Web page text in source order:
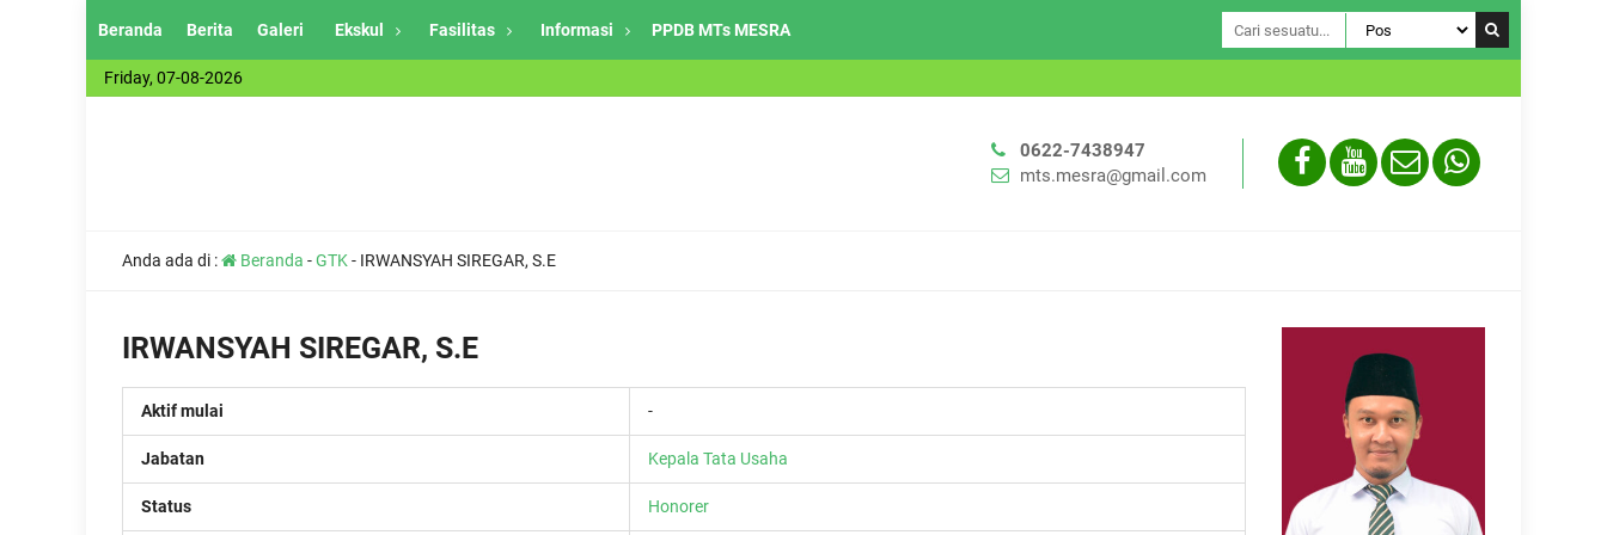
Beranda Berita Galeri Ekskul Fasilitas Informasi PPDB MTs MESRA
Friday, 07-08-2026
0622-7438947
mts.mesra@gmail.com
Anda ada di : Beranda -GTK- IRWANSYAH SIREGAR, S.E
IRWANSYAH SIREGAR, S.E
Aktif mulai -
Jabatan Kepala Tata Usaha
Status Honorer